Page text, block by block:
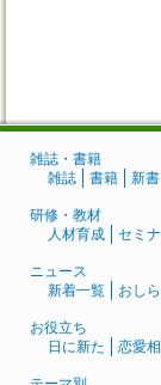
雑誌・書籍
雑誌
書籍 新書
研修・教材
人材育成
セミ
ニュース
新着一覧
おし
お役立ち
日に新た
恋愛